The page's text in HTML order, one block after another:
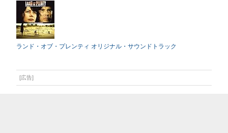
ランド・オブ・プレンティ オリジナル・サウンドトラック
[広告]